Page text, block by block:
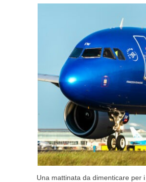
Una mattinata da dimenticare per